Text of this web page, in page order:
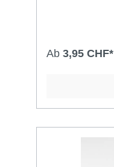
Ab 3,95 CHF*